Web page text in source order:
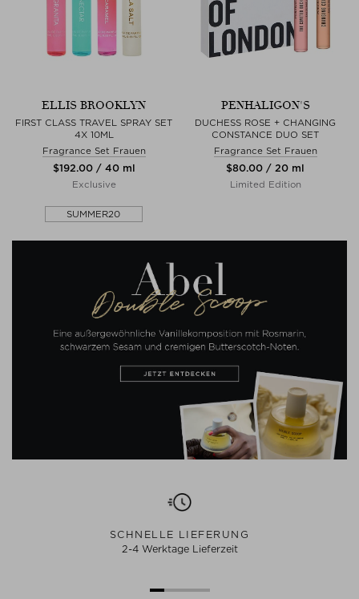
ELLIS BROOKLYN
FIRST CLASS TRAVEL SPRAY SET
4X 10ML
Fragrance Set Frauen
$‌192.00 / 40 ml
Exclusive
SUMMER20
PENHALIGON'S
DUCHESS ROSE + CHANGING
CONSTANCE DUO SET
Fragrance Set Frauen
$‌80.00 / 20 ml
Limited Edition
SCHNELLE LIEFERUNG
2-4 Werktage Lieferzeit